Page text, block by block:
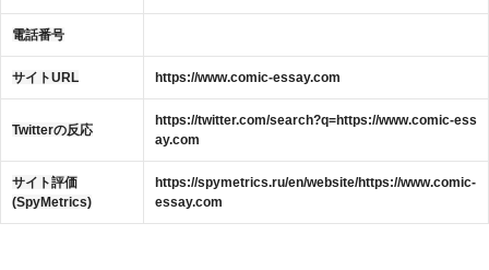
電話番号
サイトURL https://www.comic-essay.com
Twitterの反応
https://twitter.com/search?q=https://www.comic-ess
ay.com
サイト評価
(SpyMetrics)
https://spymetrics.ru/en/website/https://www.comic-
essay.com